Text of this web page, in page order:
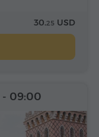
30.25 USD
- 09:00